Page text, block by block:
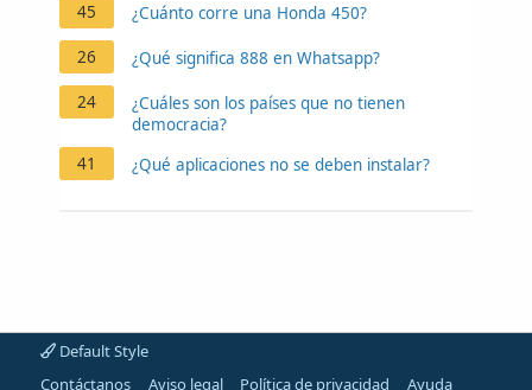
45
¿Cuánto corre una Honda 450?
26 ¿Qué significa 888 en Whatsapp?
24
¿Cuáles son los países que no tienen
democracia?
41
¿Qué aplicaciones no se deben instalar?
Default Style
Contáctanos
Aviso legal Política de privacidad Ayuda